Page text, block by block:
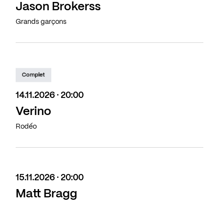
Jason Brokerss
Grands garçons
Complet
14.11.2026 · 20:00
Verino
Rodéo
15.11.2026 · 20:00
Matt Bragg